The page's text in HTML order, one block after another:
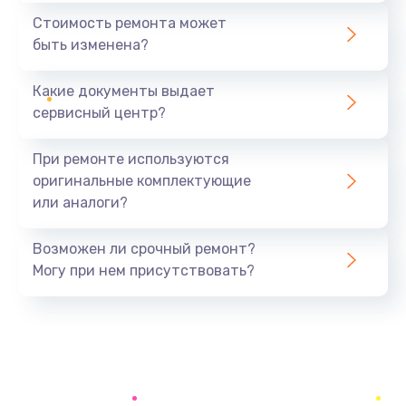
600 руб.
Ремонт платы управления (восстановление)
Заказать
Замена ультразвуковой головки
Заказать
Стоимость ремонта может
быть изменена?
Какие документы выдает
сервисный центр?
При ремонте используются
оригинальные комплектующие
или аналоги?
Возможен ли срочный ремонт?
Могу при нем присутствовать?